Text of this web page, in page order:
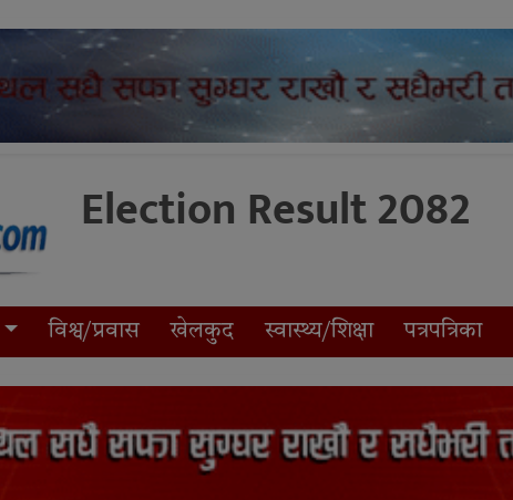
Election Result 2082
विश्व/प्रवास खेलकुद स्वास्थ्य/शिक्षा पत्रपत्रिका